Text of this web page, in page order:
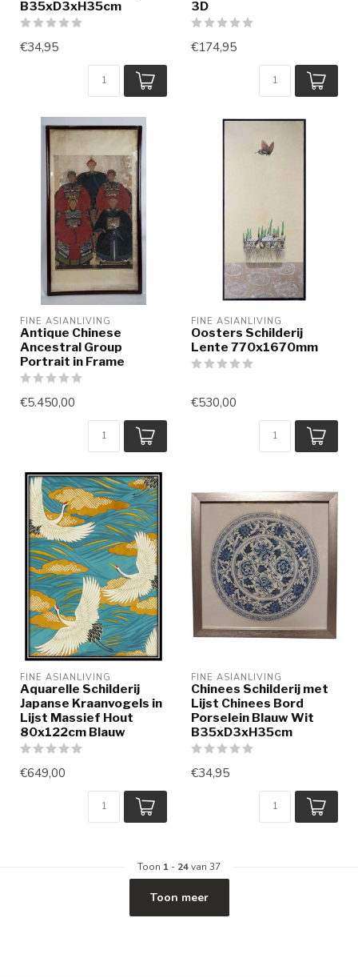
B35xD3xH35cm
€34,95
3D
€174,95
FINE ASIANLIVING
Antique Chinese
Ancestral Group
Portrait in Frame
€5.450,00
FINE ASIANLIVING
Oosters Schilderij
Lente 770x1670mm
€530,00
FINE ASIANLIVING
Aquarelle Schilderij
Japanse Kraanvogels in
Lijst Massief Hout
80x122cm Blauw
€649,00
FINE ASIANLIVING
Chinees Schilderij met
Lijst Chinees Bord
Porselein Blauw Wit
B35xD3xH35cm
€34,95
Toon 1 - 24van 37
Toon meer